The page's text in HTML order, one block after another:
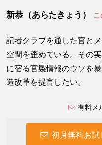
新恭（あらたきょう） こ
記者クラブを通した官と
空間を歪めている。その
に宿る官製情報のウソを
造改革を提言したい。
有料メ
初月無料お試